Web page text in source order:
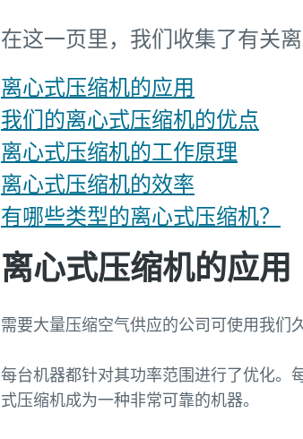
在这一页里，我们收集了有关
离心式压缩机的应用
我们的离心式压缩机的优点
离心式压缩机的工作原理
离心式压缩机的效率
有哪些类型的离心式压缩机？
离心式压缩机的应用
需要大量压缩空气供应的公司可使用我们
每台机器都针对其功率范围进行了优化。
式压缩机成为一种非常可靠的机器。